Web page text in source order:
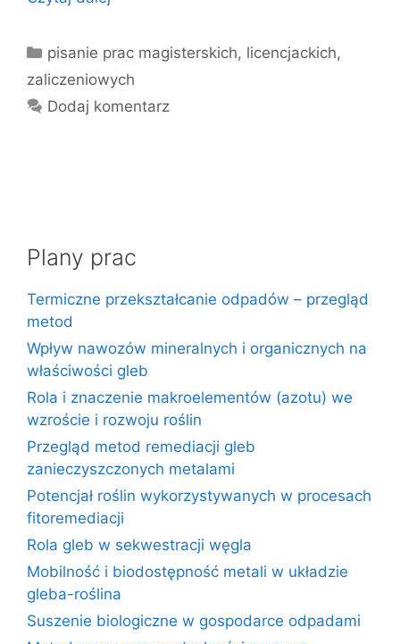
Kategorie
pisanie prac magisterskich, licencjackich,
zaliczeniowych
Dodaj komentarz
Plany prac
Termiczne przekształcanie odpadów – przegląd
metod
Wpływ nawozów mineralnych i organicznych na
właściwości gleb
Rola i znaczenie makroelementów (azotu) we
wzroście i rozwoju roślin
Przegląd metod remediacji gleb
zanieczyszczonych metalami
Potencjał roślin wykorzystywanych w procesach
fitoremediacji
Rola gleb w sekwestracji węgla
Mobilność i biodostępność metali w układzie
gleba-roślina
Suszenie biologiczne w gospodarce odpadami